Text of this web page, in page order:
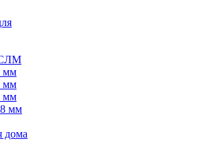
мм
мм
мм
мм
дома